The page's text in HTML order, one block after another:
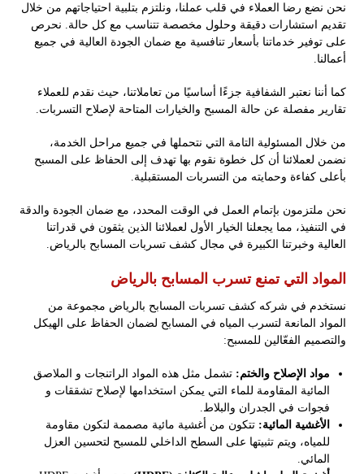
نحن نضع رضا العملاء في قلب عملنا، ونلتزم بتلبية احتياجاتهم من خلال
تقديم استشارات دقيقة وحلول مخصصة تتناسب مع كل حالة. نحرص
على توفير خدماتنا بأسعار تنافسية مع ضمان الجودة العالية في جميع
أعمالنا.
كما أننا نعتبر الشفافية جزءًا أساسيًا من تعاملاتنا، حيث نقدم للعملاء
تقارير مفصلة عن حالة المسبح والخيارات المتاحة لإصلاح التسربات.
من خلال المسئولية التامة التي نتحملها في جميع مراحل الخدمة،
نضمن لعملائنا أن كل خطوة نقوم بها تهدف إلى الحفاظ على المسبح
بأعلى كفاءة وحمايته من التسربات المستقبلية.
نحن ملتزمون بإتمام العمل في الوقت المحدد، مع ضمان الجودة والدقة
في التنفيذ، مما يجعلنا الخيار الأول لعملائنا الذين يثقون في قدراتنا
العالية وخبرتنا الكبيرة في مجال كشف تسربات المسابح بالرياض.
المواد التي تمنع تسرب المسابح بالرياض
نستخدم في شركه كشف تسربات المسابح بالرياض مجموعة من
المواد المانعة لتسرب المياه في المسابح لضمان الحفاظ على الهيكل
والتصميم الفعّالين للمسبح:
مواد الإصلاح والختم: تشمل مثل هذه المواد الراتنجات و الملاصق
المائية المقاومة للماء التي يمكن استخدامها لإصلاح تشققات و
فجوات في الجدران والبلاط.
الأغشية المائية: تتكون من أغشية مائية مصممة لتكون مقاومة
للمياه، ويتم تثبيتها على السطح الداخلي للمسبح لتحسين العزل
المائي.